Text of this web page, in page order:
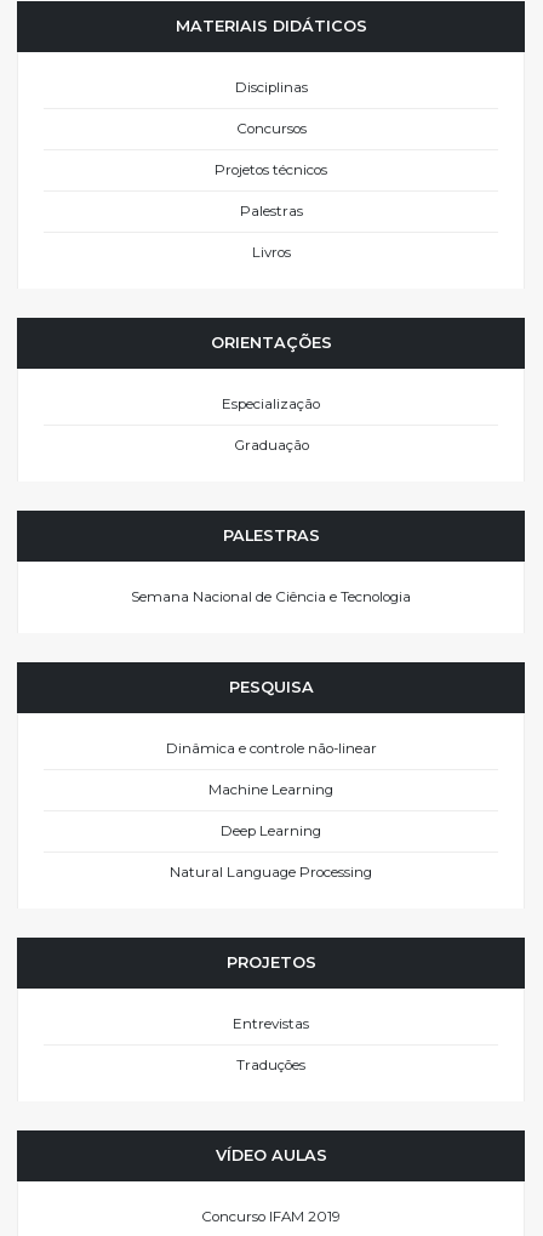
MATERIAIS DIDÁTICOS
Disciplinas
Concursos
Projetos técnicos
Palestras
Livros
ORIENTAÇÕES
Especialização
Graduação
PALESTRAS
Semana Nacional de Ciência e Tecnologia
PESQUISA
Dinâmica e controle não-linear
Machine Learning
Deep Learning
Natural Language Processing
PROJETOS
Entrevistas
Traduções
VÍDEO AULAS
Concurso IFAM 2019